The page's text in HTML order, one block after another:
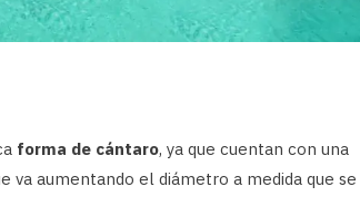
forma de cántaro, ya que cuentan con una
va aumentando el diámetro a medida que se